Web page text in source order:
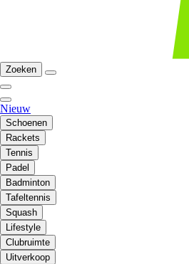
Zoeken
Nieuw
Schoenen
Rackets
Tennis
Padel
Badminton
Tafeltennis
Squash
Lifestyle
Clubruimte
Uitverkoop